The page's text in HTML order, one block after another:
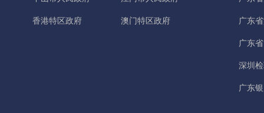
香港特区政府 澳门特区政府 广东
广东
深圳
广东